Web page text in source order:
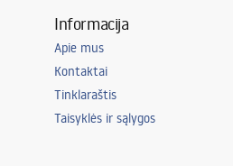
Informacija
Apie mus
Kontaktai
Tinklaraštis
Taisyklės ir sąlygos